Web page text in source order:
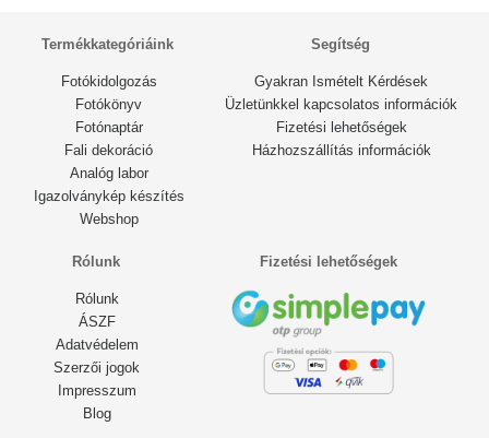
Termékkategóriáink
Fotókidolgozás
Fotókönyv
Fotónaptár
Fali dekoráció
Analóg labor
Igazolványkép készítés
Webshop
Segítség
Gyakran Ismételt Kérdések
Üzletünkkel kapcsolatos információk
Fizetési lehetőségek
Házhozszállítás információk
Rólunk
Rólunk
ÁSZF
Adatvédelem
Szerzői jogok
Impresszum
Blog
Fizetési lehetőségek